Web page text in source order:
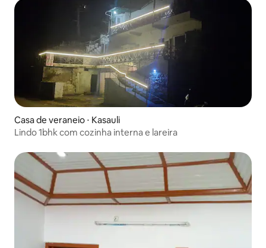
Casa de veraneio ⋅ Kasauli
Lindo 1bhk com cozinha interna e lareira